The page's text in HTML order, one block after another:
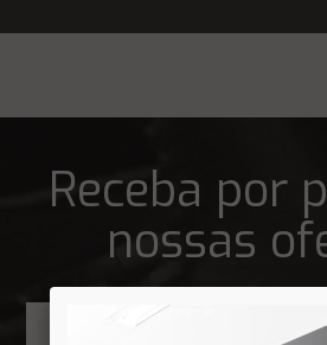
Receba por
nossas